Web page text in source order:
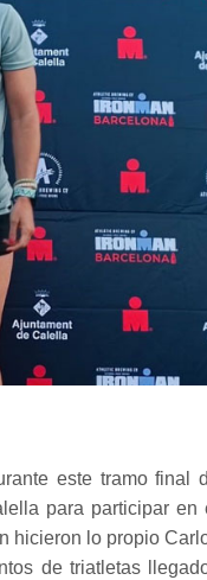
este tramo final
para participar en
hicieron lo propio
de triatletas